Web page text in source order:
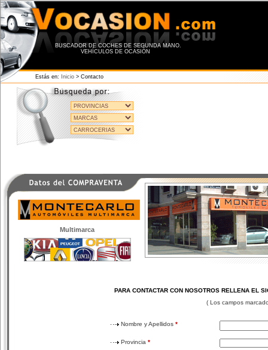
BUSCADOR DE COCHES DE SEGUNDA MANO.
VEHÍCULOS DE OCASIÓN
Estás en: Inicio > Contacto
Multimarca
PARA CONTACTAR CON NOSOTROS RELLENA EL
( Los campos
Nombre y Apellidos *
Provincia *